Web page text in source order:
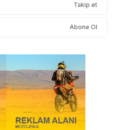
Takip et
Abone Ol